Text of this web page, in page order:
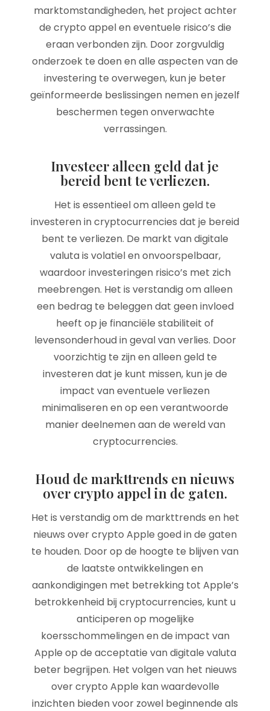
marktomstandigheden, het project achter
de crypto appel en eventuele risico’s die
eraan verbonden zijn. Door zorgvuldig
onderzoek te doen en alle aspecten van de
investering te overwegen, kun je beter
geïnformeerde beslissingen nemen en jezelf
beschermen tegen onverwachte
verrassingen.
Investeer alleen geld dat je
bereid bent te verliezen.
Het is essentieel om alleen geld te
investeren in cryptocurrencies dat je bereid
bent te verliezen. De markt van digitale
valuta is volatiel en onvoorspelbaar,
waardoor investeringen risico’s met zich
meebrengen. Het is verstandig om alleen
een bedrag te beleggen dat geen invloed
heeft op je financiële stabiliteit of
levensonderhoud in geval van verlies. Door
voorzichtig te zijn en alleen geld te
investeren dat je kunt missen, kun je de
impact van eventuele verliezen
minimaliseren en op een verantwoorde
manier deelnemen aan de wereld van
cryptocurrencies.
Houd de markttrends en nieuws
over crypto appel in de gaten.
Het is verstandig om de markttrends en het
nieuws over crypto Apple goed in de gaten
te houden. Door op de hoogte te blijven van
de laatste ontwikkelingen en
aankondigingen met betrekking tot Apple’s
betrokkenheid bij cryptocurrencies, kunt u
anticiperen op mogelijke
koersschommelingen en de impact van
Apple op de acceptatie van digitale valuta
beter begrijpen. Het volgen van het nieuws
over crypto Apple kan waardevolle
inzichten bieden voor zowel beginnende als